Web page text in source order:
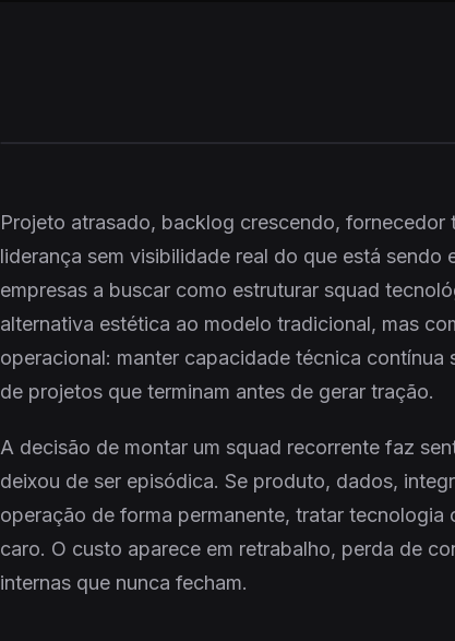
Projeto atrasado, backlog crescendo,
liderança sem visibilidade real do que está sendo
empresas a buscar como estruturar squad
alternativa estética ao modelo tradicional, mas
operacional: manter capacidade técnica
de projetos que terminam antes de gerar tração.
A decisão de montar um squad recorrente faz
deixou de ser episódica. Se produto, dados,
operação de forma permanente, tratar
caro. O custo aparece em retrabalho, perda de
internas que nunca fecham.